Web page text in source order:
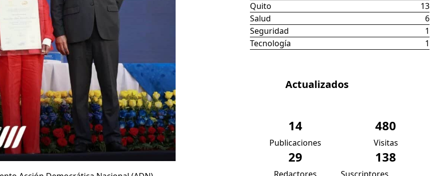
Quito
13
Salud
6
Seguridad
1
Tecnología
1
Actualizados
14
Publicaciones
480
Visitas
29 138